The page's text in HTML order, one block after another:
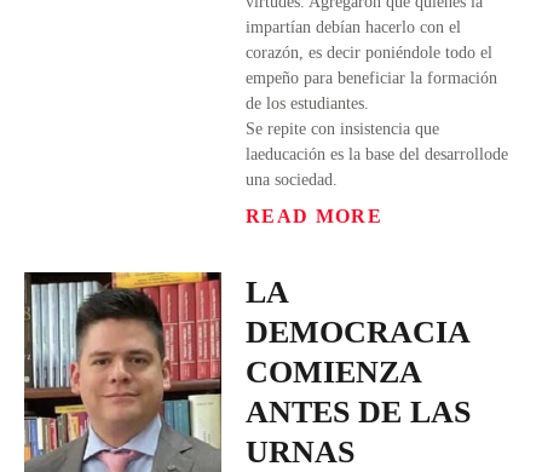
impartían debían hacerlo con el
corazón, es decir poniéndole todo el
empeño para beneficiar la formación
de los estudiantes.
Se repite con insistencia que
laeducación es la base del desarrollode
una sociedad.
READ MORE
LA
DEMOCRACIA
COMIENZA
ANTES DE LAS
URNAS